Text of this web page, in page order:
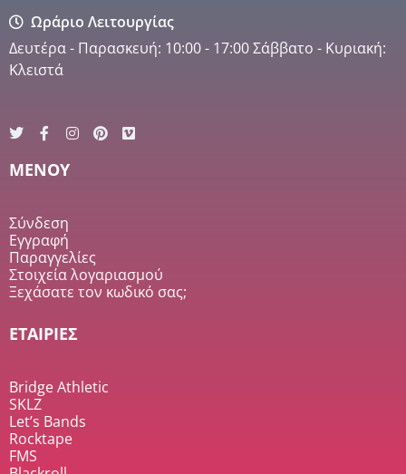
Ωράριο Λειτουργίας
Δευτέρα - Παρασκευή: 10:00 - 17:00 Σάββατο - Κυριακή:
Κλειστά
MENOY
Σύνδεση
Εγγραφή
Παραγγελίες
Στοιχεία λογαριασμού
Ξεχάσατε τον κωδικό σας;
ΕΤΑΙΡΙΕΣ
Bridge Athletic
SKLZ
Let’s Bands
Rocktape
FMS